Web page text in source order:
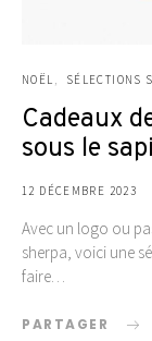
NOËL SÉLECTIONS
Cadeaux
sous le
12 DÉCEMBRE 2023
Avec un logo ou
sherpa, voici une
faire…
PARTAGER